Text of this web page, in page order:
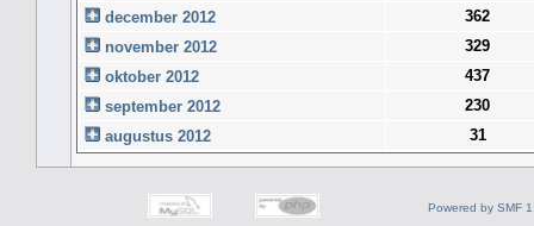
december 2012
362
november 2012
329
oktober 2012
437
september 2012
230
augustus 2012
31
Powered by SMF